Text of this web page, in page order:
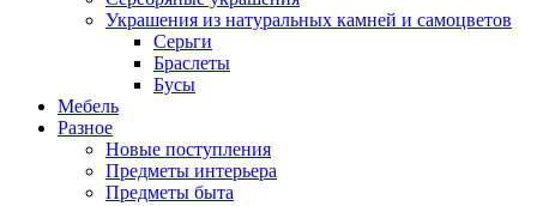
Украшения из натуральных камней и самоцветов
Серьги
Браслеты
Бусы
Мебель
Разное
Новые поступления
Предметы интерьера
Предметы быта